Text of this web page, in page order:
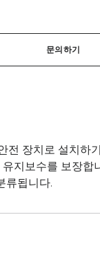
문의하기
장치로 설치하
지보수를 보장합
류됩니다.